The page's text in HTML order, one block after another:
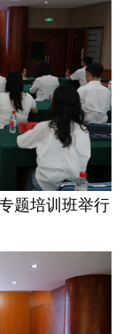
题培训班举行